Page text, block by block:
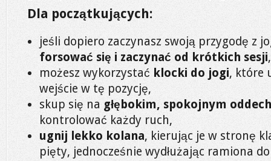
Dla początkujących:
jeśli dopiero zaczynasz swoją przygodę z
forsować się i zaczynać od krótkich sesji,
możesz wykorzystać klocki do jogi, które
wejście w tę pozycję,
skup się na głębokim, spokojnym
kontrolować każdy ruch,
ugnij lekko kolana, kierując je w stronę
pięty, jednocześnie wydłużając ramiona